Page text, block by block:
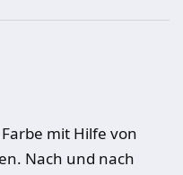
mit Hilfe von
Nach und nach